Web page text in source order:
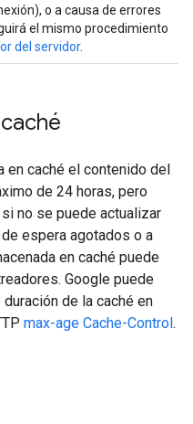
o a causa de errores
el mismo procedimiento
del servidor.
en caché el contenido del
de 24 horas, pero
no se puede actualizar
espera agotados o a
en caché puede
Google puede
de la caché en
max-age Cache-Control.